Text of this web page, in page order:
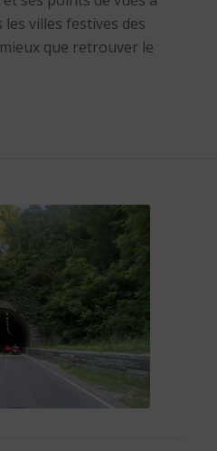
villes festives des
que retrouver le